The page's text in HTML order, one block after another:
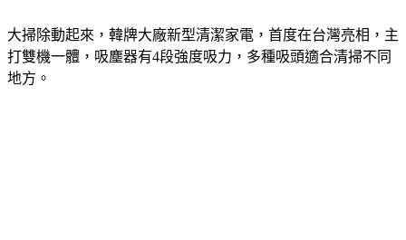
大掃除動起來，韓牌大廠新型清潔家電，首度在台灣亮相，主
打雙機一體，吸塵器有4段強度吸力，多種吸頭適合清掃不同
地方。